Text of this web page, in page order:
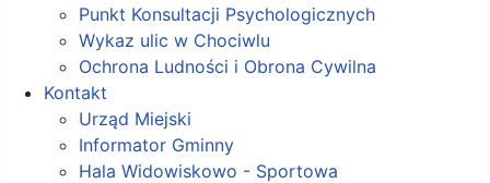
Punkt Konsultacji Psychologicznych
Wykaz ulic w Chociwlu
Ochrona Ludności i Obrona Cywilna
Kontakt
Urząd Miejski
Informator Gminny
Hala Widowiskowo - Sportowa